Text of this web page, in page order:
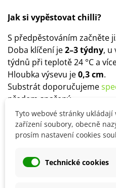
Jak si vypěstovat chilli?
S předpěstováním začněte
Doba klíčení je2–3 týdny, u
týdnů při teplotě 24 °C a
Hloubka výsevu je0,3 cm.
Substrát doporučujeme
předem spařený.
Ven rostliny přesazujte až
Stanoviště volíme slunečné
ve skleníku.
provzdušněná, vhodné
Tyto webové stránky ukládají
zařízení soubory, obecně
prosím nastavení cookies
Technické cookies